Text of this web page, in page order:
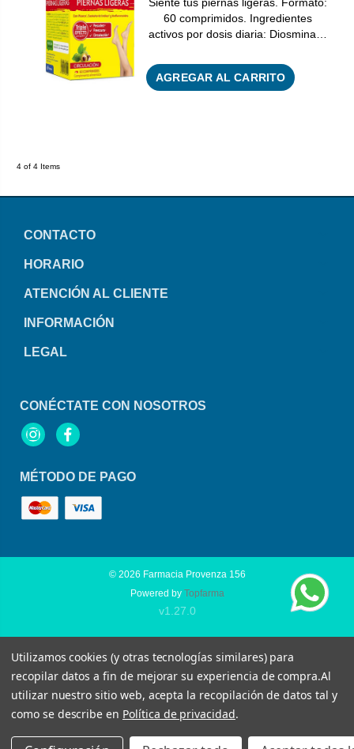
60 comprimidos. Ingredientes
activos por dosis diaria: Diosmina…
AGREGAR AL CARRITO
4 of 4 Items
CONTACTO
HORARIO
ATENCIÓN AL CLIENTE
INFORMACIÓN
LEGAL
CONÉCTATE CON NOSOTROS
InstagramFacebook
MÉTODO DE PAGO
© 2026 Farmacia Provenza 156
Powered by Topfarma
v1.27.0
Utilizamos cookies (y otras tecnologías similares) para
recopilar datos a fin de mejorar su experiencia de compra.Al
utilizar nuestro sitio web, acepta la recopilación de datos tal y
como se describe en Política de privacidad.